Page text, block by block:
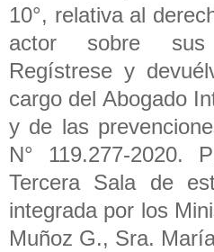
10°, relativa al
actor sobre sus
Regístrese y
cargo del Abogado
y de las
N° 119.277-2020.
Tercera Sala de
integrada por los
Muñoz G., Sra.